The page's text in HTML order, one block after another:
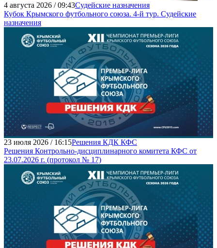
4 августа 2026 / 09:43Судейские назначения
Кубок Крымского футбольного союза. 4-й тур. Судейские
назначения
23 июля 2026 / 16:15Решения КДК КФС
Решения Контрольно-дисциплинарного комитета КФС от
23.07.2026 г. (протокол № 17)